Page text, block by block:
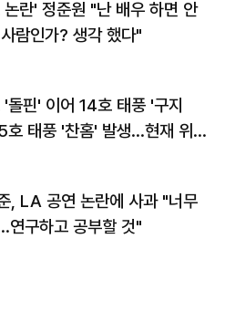
논란' 정준원 "난 배우 하면 안
람인가? 생각 했다"
돌핀' 이어 14호 태풍 '구지
호 태풍 '찬홈' 발생…현재 위
, LA 공연 논란에 사과 "너무
연구하고 공부할 것"